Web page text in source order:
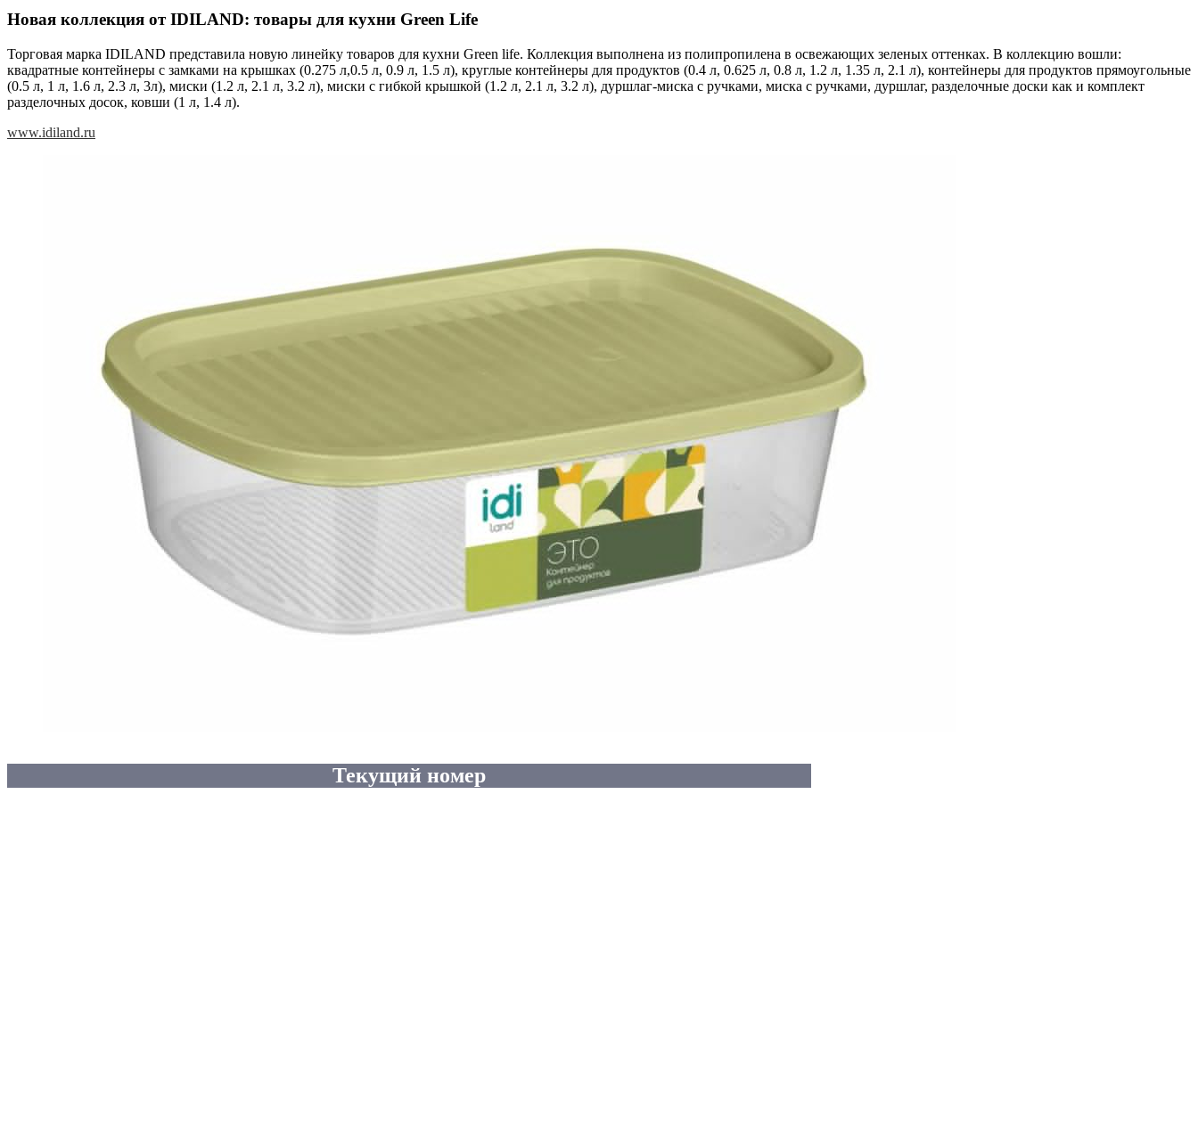
Новая коллекция от IDILAND: товары для кухни Green Life
Торговая марка IDILAND представила новую линейку товаров для кухни Green life. Коллекция выполнена из полипропилена в освежающих зеленых оттенках. В коллекцию вошли:
квадратные контейнеры с замками на крышках (0.275 л,0.5 л, 0.9 л, 1.5 л), круглые контейнеры для продуктов (0.4 л, 0.625 л, 0.8 л, 1.2 л, 1.35 л, 2.1 л), контейнеры для продуктов прямоугольные
(0.5 л, 1 л, 1.6 л, 2.3 л, 3л), миски (1.2 л, 2.1 л, 3.2 л), миски с гибкой крышкой (1.2 л, 2.1 л, 3.2 л), дуршлаг-миска с ручками, миска с ручками, дуршлаг, разделочные доски как и комплект
разделочных досок, ковши (1 л, 1.4 л).
www.idiland.ru
Текущий номер